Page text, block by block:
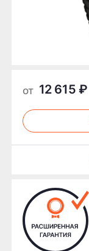
от 12 615 ₽